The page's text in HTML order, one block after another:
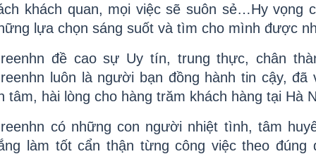
khách quan, mọi việc sẽ suôn sẻ…Hy vọng
lựa chọn sáng suốt và tìm cho mình được
đề cao sự Uy tín, trung thực, chân
luôn là người bạn đồng hành tin cậy, đã
tâm, hài lòng cho hàng trăm khách hàng tại Hà
có những con người nhiệt tình, tâm
làm tốt cẩn thận từng công việc theo đúng